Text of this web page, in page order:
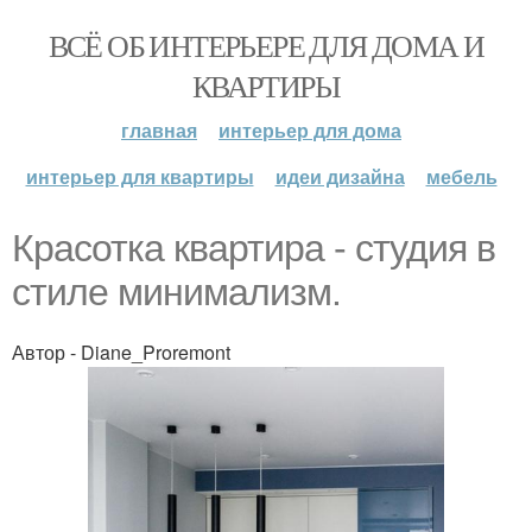
ВСЁ ОБ ИНТЕРЬЕРЕ ДЛЯ ДОМА И
КВАРТИРЫ
главная
интерьер для дома
интерьер для квартиры
идеи дизайна мебель
Красотка квартира - студия в
стиле минимализм.
Автор - Diane_Proremont